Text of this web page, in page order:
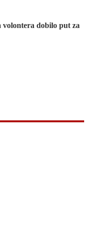
volontera dobilo put za